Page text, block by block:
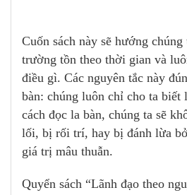
Cuốn sách này sẽ hướng
trường tồn theo thời gian và
điều gì. Các nguyên tắc này
bàn: chúng luôn chỉ cho ta
cách đọc la bàn, chúng ta sẽ
lối, bị rối trí, hay bị đánh lừa
giá trị mâu thuẫn.
Quyển sách “Lãnh đạo theo